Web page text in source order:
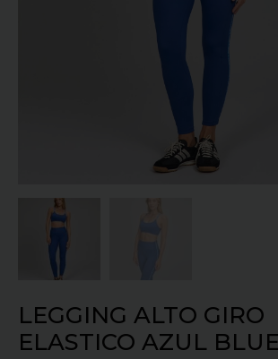
LEGGING ALTO GIRO
ELASTICO AZUL